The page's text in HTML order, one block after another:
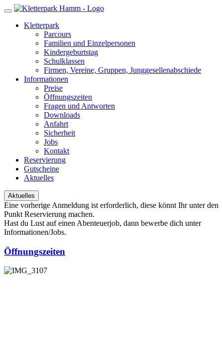
Kletterpark
Parcours
Familien und Einzelpersonen
Kindergeburtstag
Schulklassen
Firmen, Vereine, Gruppen, Junggesellenabschiede
Informationen
Preise
Öffnungszeiten
Fragen und Antworten
Downloads
Anfahrt
Sicherheit
Jobs
Kontakt
Reservierung
Gutscheine
Aktuelles
Aktuelles
Eine vorherige Anmeldung ist erforderlich, diese könnt Ihr unter den
Punkt Reservierung machen.
Hast du Lust auf einen Abenteuerjob, dann bewerbe dich unter
Informationen/Jobs.
Öffnungszeiten